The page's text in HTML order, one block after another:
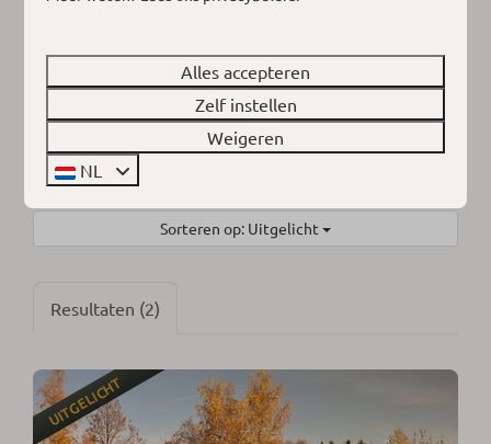
Selecteer periode
Filters
Sorteren op: Uitgelicht
Resultaten (2)
UITGELICHT
Alles accepteren
Zelf instellen
Weigeren
NL